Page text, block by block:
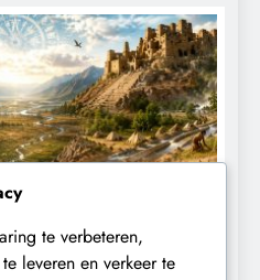
te verbeteren,
leveren en verkeer te